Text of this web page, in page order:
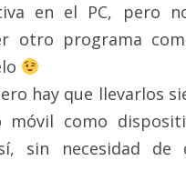
en el PC, pero
otro programa
hay que llevarlos
móvil como
sin necesidad de